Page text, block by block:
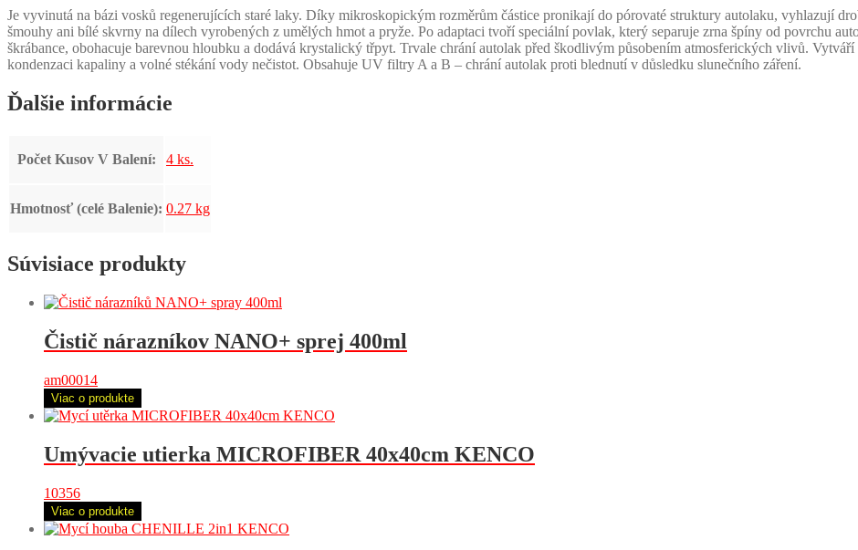
Je vyvinutá na bázi vosků regenerujících staré laky. Díky mikroskopickým rozměrům částice pronikají do pórovaté struktury autolaku, vyhlazují
šmouhy ani bílé skvrny na dílech vyrobených z umělých hmot a pryže. Po adaptaci tvoří speciální povlak, který separuje zrna špíny od povrchu
škrábance, obohacuje barevnou hloubku a dodává krystalický třpyt. Trvale chrání autolak před škodlivým působením atmosferických vlivů.
kondenzaci kapaliny a volné stékání vody nečistot. Obsahuje UV filtry A a B – chrání autolak proti blednutí v důsledku slunečního záření.
Ďalšie informácie
Počet Kusov V Balení: 4 ks.
Hmotnosť (celé Balenie): 0.27 kg
Súvisiace produkty
Čistič nárazníkov NANO+ sprej 400ml
am00014
Viac o produkte
Umývacie utierka MICROFIBER 40x40cm KENCO
10356
Viac o produkte